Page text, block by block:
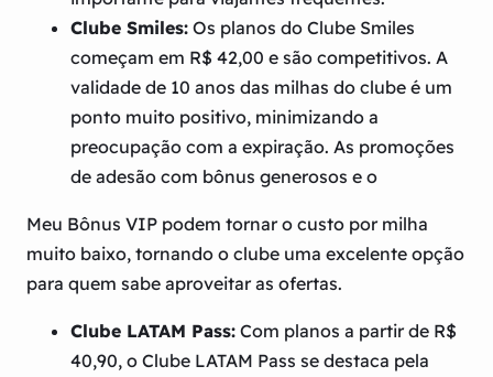
Clube Smiles: Os planos do Clube Smiles
começam em R$ 42,00 e são competitivos. A
validade de 10 anos das milhas do clube é um
ponto muito positivo, minimizando a
preocupação com a expiração. As promoções
de adesão com bônus generosos e o
Meu Bônus VIP podem tornar o custo por milha
muito baixo, tornando o clube uma excelente opção
para quem sabe aproveitar as ofertas.
Clube LATAM Pass: Com planos a partir de R$
40,90, o Clube LATAM Pass se destaca pela